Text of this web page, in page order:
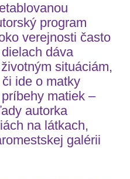
program
verejnosti často
dáva
situáciám,
ide o matky
matiek –
autorka
na látkach,
galérii